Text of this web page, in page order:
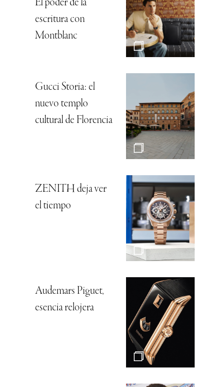
El poder de la
escritura con
Montblanc
Gucci Storia: el
nuevo templo
cultural de Florencia
ZENITH deja ver
el tiempo
Audemars Piguet,
esencia relojera